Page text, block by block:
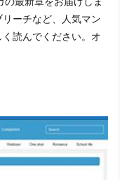
ーチなど、人気マン
読んでください。オ